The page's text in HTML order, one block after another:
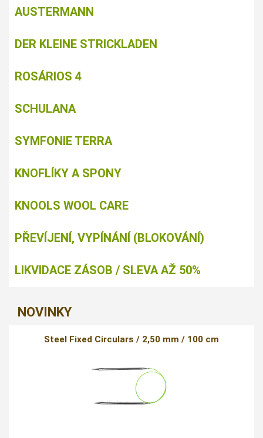
AUSTERMANN
DER KLEINE STRICKLADEN
ROSÁRIOS 4
SCHULANA
SYMFONIE TERRA
KNOFLÍKY A SPONY
KNOOLS WOOL CARE
PŘEVÍJENÍ, VYPÍNÁNÍ (BLOKOVÁNÍ)
LIKVIDACE ZÁSOB / SLEVA AŽ 50%
NOVINKY
Steel Fixed Circulars / 2,50 mm / 100 cm